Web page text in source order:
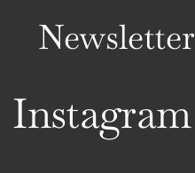
Newsletter
Instagram